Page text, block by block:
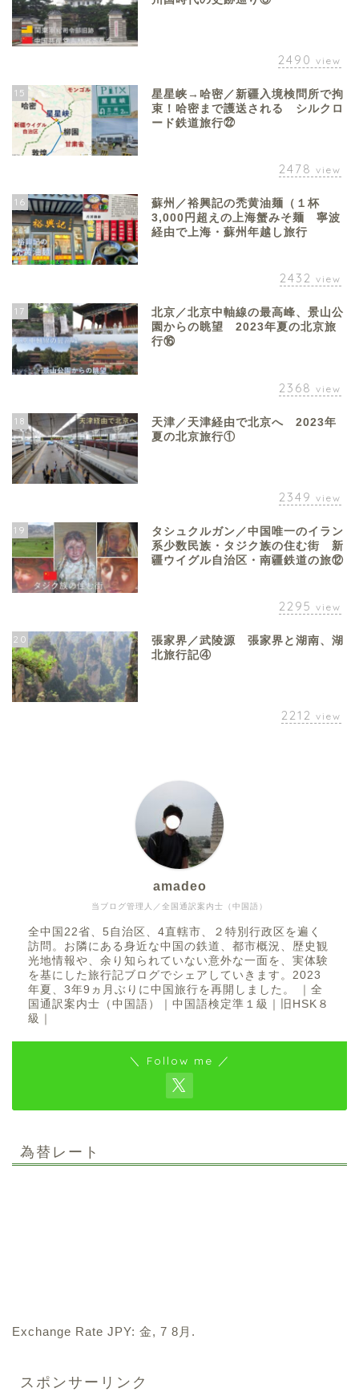
2490 view
15
星星峡→哈密／新疆入境検問所で拘
束！哈密まで護送される シルクロ
ード鉄道旅行㉒
2478 view
16
蘇州／裕興記の禿黄油麺（１杯
3,000円超えの上海蟹みそ麺 寧波
経由で上海・蘇州年越し旅行
2432 view
17
北京／北京中軸線の最高峰、景山公
園からの眺望 2023年夏の北京旅
行⑯
2368 view
18
天津／天津経由で北京へ 2023年
夏の北京旅行①
2349 view
19
タシュクルガン／中国唯一のイラン
系少数民族・タジク族の住む街 新
疆ウイグル自治区・南疆鉄道の旅⑫
2295 view
20
張家界／武陵源 張家界と湖南、湖
北旅行記④
2212 view
当ブログ管理人／全国通訳案内士（中国語）
amadeo
全中国22省、5自治区、4直轄市、２特別行政区を遍く
訪問。お隣にある身近な中国の鉄道、都市概況、歴史観
光地情報や、余り知られていない意外な一面を、実体験
を基にした旅行記ブログでシェアしていきます。2023
年夏、3年9ヵ月ぶりに中国旅行を再開しました。 ｜全
国通訳案内士（中国語）｜中国語検定準１級｜旧HSK８
級｜
＼ Follow me ／
為替レート
Exchange Rate JPY: 金, 7 8月.
スポンサーリンク